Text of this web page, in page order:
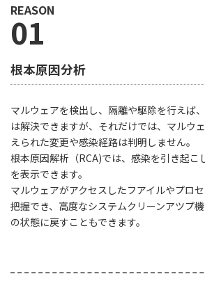
REASON
01
根本原因分析
マルウェアを検出し、隔離や駆除を行えば
は解決できますが、それだけでは、マルウ
えられた変更や感染経路は判明しません。
根本原因解析（RCA)では、感染を引き起こ
を表示できます。
マルウェアがアクセスしたフアイルやプロ
把握でき、高度なシステムクリーンアツプ
の状態に戻すこともできます。